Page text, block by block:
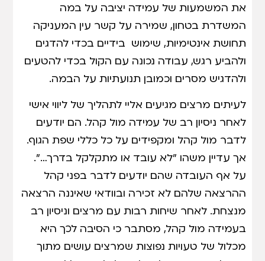
את המשמעות של עמידה יציבה על במה
המשדרת בטחון, שמירה על קשר עין המעניקה
תחושת אינטימיות, שימוש בידיים בכדי להדגים
ולהביע רגש, עבודה נכונה עם הקול בכדי להטעים
ולהדגיש מסרים וכמובן תנועתיות על הבמה.
לעיתים מרצים מגיעים אליי לתהליך של ליווי אישי
לאחר ניסיון רב של עמידה מול קהל. הם יודעים
לדבר מול קהל ומקפידים על כל כללי שפת הגוף.
אך עדיין משהו "לא עובד או מתקלקל בדרך…".
על אף העובדה שהם יודעים לדבר בפני קהל
ההרצאה שלהם לא זכירה ובוודאי שאיננה הרצאה
מנצחת. לאחר שיחות רבות עם מרצים וניסיון רב
בעמידה מול קהל, מסתבר כי הסיבה לכך היא
מכלול של טעויות נפוצות שמרצים עושים מתוך